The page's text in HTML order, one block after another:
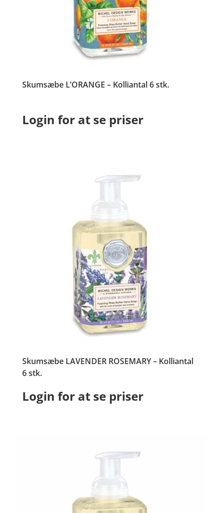
Skumsæbe L’ORANGE – Kolliantal 6 stk.
Login for at se priser
Skumsæbe LAVENDER ROSEMARY – Kolliantal
6 stk.
Login for at se priser